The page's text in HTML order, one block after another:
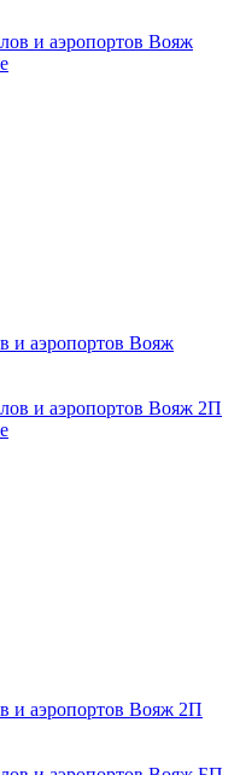
и аэропортов Вояж
и аэропортов Вояж 2П